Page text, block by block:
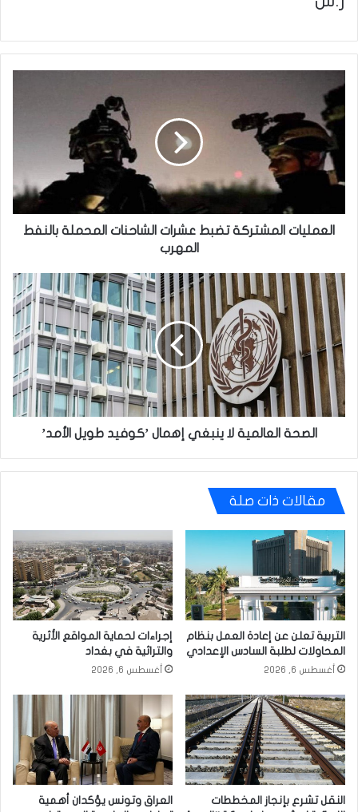
المشتركة
تضبط
عشرات
الشاحنات
المحملة
بالنفط
العمليات المشتركة تضبط عشرات الشاحنات المحملة بالنفط
المهرب
الصحة
العالمية
لا
ينبغي
إهمال
’كوفيد
طويل
الأمد’
الصحة العالمية لا ينبغي إهمال ’كوفيد طويل الأمد’
مقالات ذات صلة
التربية تعلن عن إعادة العمل بنظام
المحاولات لطلبة السادس الإعدادي
أغسطس 6, 2026
إجراءات لحماية المواقع الأثرية
والتراثية في بغداد
أغسطس 6, 2026
النقل تشرع بإنجاز المخططات
العراق وتونس يؤكدان أهمية